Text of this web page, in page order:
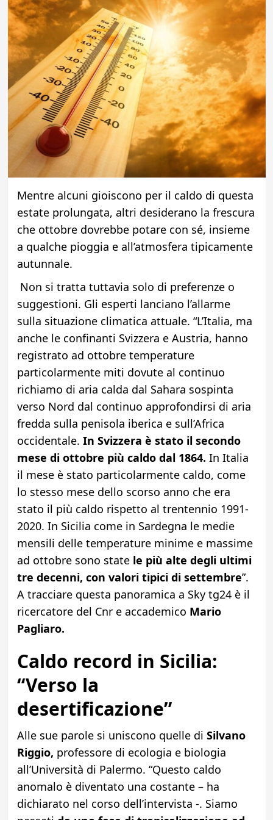
Mentre alcuni gioiscono per il caldo di questa
estate prolungata, altri desiderano la frescura
che ottobre dovrebbe potare con sé, insieme
a qualche pioggia e all’atmosfera tipicamente
autunnale.
Non si tratta tuttavia solo di preferenze o
suggestioni. Gli esperti lanciano l’allarme
sulla situazione climatica attuale. “L’Italia, ma
anche le confinanti Svizzera e Austria, hanno
registrato ad ottobre temperature
particolarmente miti dovute al continuo
richiamo di aria calda dal Sahara sospinta
verso Nord dal continuo approfondirsi di aria
fredda sulla penisola iberica e sull’Africa
occidentale. In Svizzera è stato il secondo
mese di ottobre più caldo dal 1864. In Italia
il mese è stato particolarmente caldo, come
lo stesso mese dello scorso anno che era
stato il più caldo rispetto al trentennio 1991-
2020. In Sicilia come in Sardegna le medie
mensili delle temperature minime e massime
ad ottobre sono state le più alte degli ultimi
tre decenni, con valori tipici di settembre”.
A tracciare questa panoramica a Sky tg24 è il
ricercatore del Cnr e accademico Mario
Pagliaro.
Caldo record in Sicilia:
“Verso la
desertificazione”
Alle sue parole si uniscono quelle di Silvano
Riggio, professore di ecologia e biologia
all’Università di Palermo. “Questo caldo
anomalo è diventato una costante – ha
dichiarato nel corso dell’intervista -. Siamo